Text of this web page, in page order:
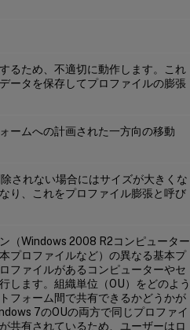
るため、不適切に動作します。これ
ータを保存してプロファイルの膨張
ームへの計画された一方向の移動
されない場合にはサイズが大きくな
り、これをプロファイル膨張と呼び
（Windows 2008 R2コンピューター
プロファイルなど）の異なる基本プ
ファイルがあるコンピューターやセ
します。組織単位（OU）をどのよう
フォーム間で共有できるかどうかが
7のOUの両方で同じプロファイ
共有されているため、ユーザーはロ